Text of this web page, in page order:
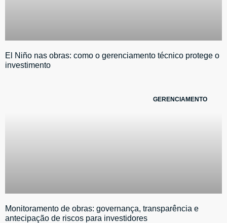
El Niño nas obras: como o gerenciamento técnico protege o
investimento
GERENCIAMENTO
Monitoramento de obras: governança, transparência e
antecipação de riscos para investidores